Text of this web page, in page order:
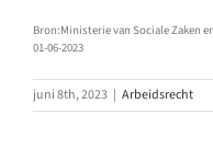
Bron:Ministerie van Sociale Zaken
01-06-2023
juni 8th, 2023 | Arbeidsrecht